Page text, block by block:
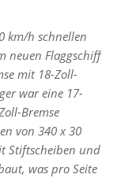
km/h schnellen
neuen Flaggschiff
mit 18-Zoll-
war eine 17-
Bremse
von 340 x 30
Stiftscheiben und
was pro Seite